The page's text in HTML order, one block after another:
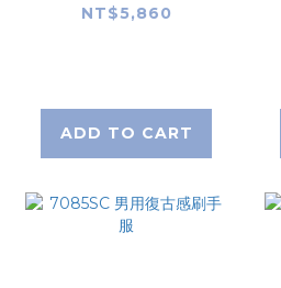
NT$5,860
ADD TO CART